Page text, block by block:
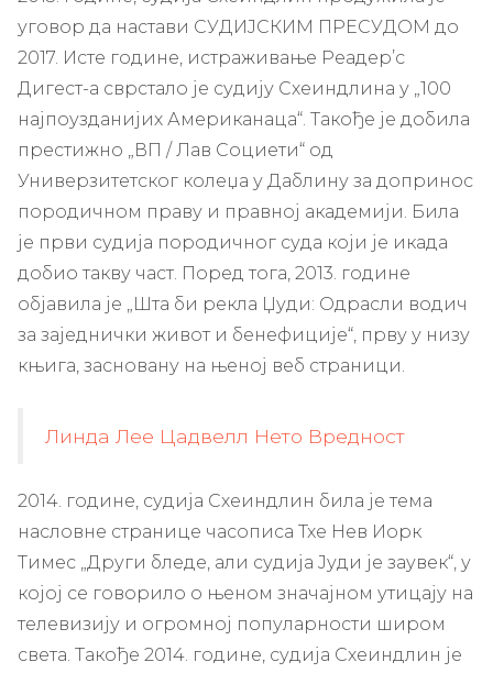
уговор да настави СУДИЈСКИМ ПРЕСУДОМ до
2017. Исте године, истраживање Реадер’с
Дигест-а сврстало је судију Схеиндлина у „100
најпоузданијих Американаца“. Такође је добила
престижно „ВП / Лав Социети“ од
Универзитетског колеџа у Даблину за допринос
породичном праву и правној академији. Била
је први судија породичног суда који је икада
добио такву част. Поред тога, 2013. године
објавила је „Шта би рекла Џуди: Одрасли водич
за заједнички живот и бенефиције“, прву у низу
књига, засновану на њеној веб страници.
Линда Лее Цадвелл Нето Вредност
2014. године, судија Схеиндлин била је тема
насловне странице часописа Тхе Нев Иорк
Тимес „Други бледе, али судија Јуди је заувек“, у
којој се говорило о њеном значајном утицају на
телевизију и огромној популарности широм
света. Такође 2014. године, судија Схеиндлин је